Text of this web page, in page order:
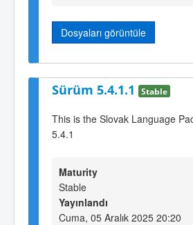
Dosyaları görüntüle
Sürüm 5.4.1.1 Stable
This is the Slovak Language
5.4.1
Maturity
Stable
Yayınlandı
Cuma, 05 Aralık 2025 20:20